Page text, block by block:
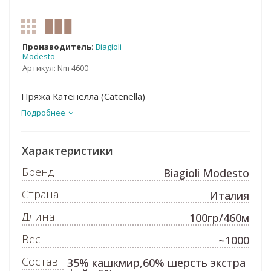
Артикул: Nm 4600
Производитель: Biagioli
Modesto
Пряжа Катенелла (Catenella)
Подробнее
Характеристики
Бренд
Biagioli Modesto
Страна
Италия
Длина
100гр/460м
Вес
~1000
Состав
35% кашкмир,60% шерсть экстра